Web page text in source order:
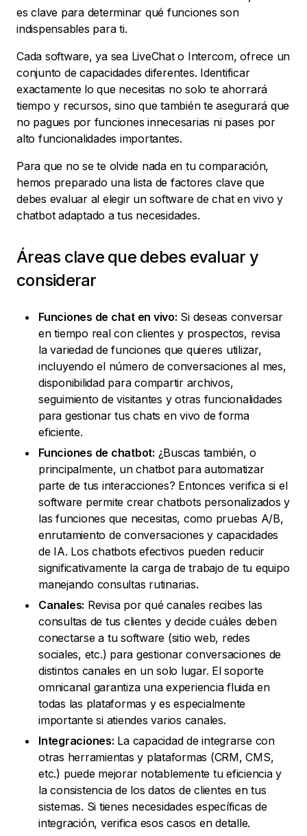
es clave para determinar qué funciones son
indispensables para ti.
Cada software, ya sea LiveChat o Intercom, ofrece un
conjunto de capacidades diferentes. Identificar
exactamente lo que necesitas no solo te ahorrará
tiempo y recursos, sino que también te asegurará que
no pagues por funciones innecesarias ni pases por
alto funcionalidades importantes.
Para que no se te olvide nada en tu comparación,
hemos preparado una lista de factores clave que
debes evaluar al elegir un software de chat en vivo y
chatbot adaptado a tus necesidades.
Áreas clave que debes evaluar y
considerar
Funciones de chat en vivo: Si deseas conversar
en tiempo real con clientes y prospectos, revisa
la variedad de funciones que quieres utilizar,
incluyendo el número de conversaciones al mes,
disponibilidad para compartir archivos,
seguimiento de visitantes y otras funcionalidades
para gestionar tus chats en vivo de forma
eficiente.
Funciones de chatbot: ¿Buscas también, o
principalmente, un chatbot para automatizar
parte de tus interacciones? Entonces verifica si el
software permite crear chatbots personalizados y
las funciones que necesitas, como pruebas A/B,
enrutamiento de conversaciones y capacidades
de IA. Los chatbots efectivos pueden reducir
significativamente la carga de trabajo de tu equipo
manejando consultas rutinarias.
Canales: Revisa por qué canales recibes las
consultas de tus clientes y decide cuáles deben
conectarse a tu software (sitio web, redes
sociales, etc.) para gestionar conversaciones de
distintos canales en un solo lugar. El soporte
omnicanal garantiza una experiencia fluida en
todas las plataformas y es especialmente
importante si atiendes varios canales.
Integraciones: La capacidad de integrarse con
otras herramientas y plataformas (CRM, CMS,
etc.) puede mejorar notablemente tu eficiencia y
la consistencia de los datos de clientes en tus
sistemas. Si tienes necesidades específicas de
integración, verifica esos casos en detalle.